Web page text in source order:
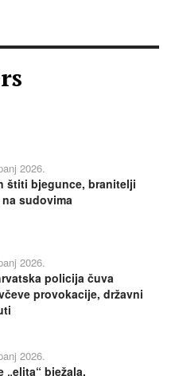
2026.
štiti bjegunce, branitelji
sudovima
2026.
policija čuva
provokacije, državni
2026.
„elita“ bježala,